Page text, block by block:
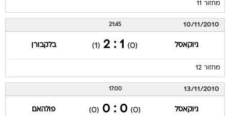
מחזור 11
10/11/2010
21:45
ניוקאסל (0)
1 : 2
(1) בלקבורן
מחזור 12
13/11/2010
17:00
ניוקאסל (0)
0 : 0
(0) פולהאם